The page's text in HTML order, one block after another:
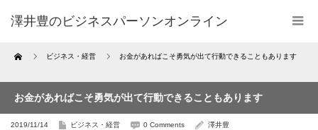
澤井豊のビジネスパーソンオンライン
Home ビジネス・経営 お金があればこそ勇気が出て行動できることもあります
お金があればこそ勇気が出て行動できることもあります
2019/11/14 ビジネス・経営 0 Comments 澤井豊